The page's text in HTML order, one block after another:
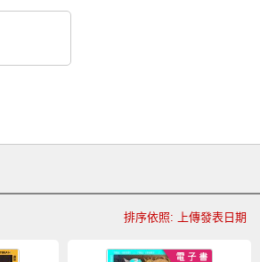
排序依照: 上傳發表日期